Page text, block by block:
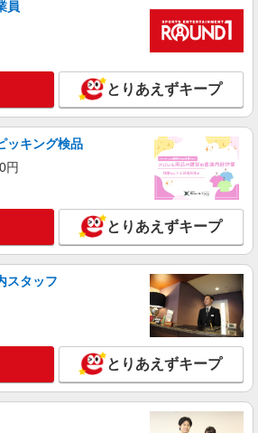
給1500円〜2125円 ＜日払い有/週払い有/交
詳細を見る
ビグループ）/MD29
タッフ ◆デイサービス、サービス付き
者向け住宅、グループホームなど様々な勤
経験：時給1500〜1700円（資格・経験によ
験者：時給1700〜1900円（資格・経験によ
5
円 ◆昇給あり ◆支払い方法 ※日
/週払い/月払い対応も可能です。詳しくは面談
ご相談ください。 ◆交通費：別途全額支給 ※
名張市 【最寄駅】 ◆近鉄大阪線「赤目
◆近鉄大阪線「桔梗が丘駅」 ◆近鉄大阪線
近隣に多数勤務地ありま
詳細を見る
＊幅広い世代が活動中！サ高住のサポー
時給1500円〜2150円 ＜日払い有/週払い有/交
員
とりあえずキープ
ッキング検品
円
とりあえずキープ
スタッフ
とりあえずキープ